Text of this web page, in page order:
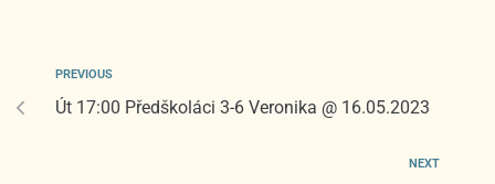
PREVIOUS
Út 17:00 Předškoláci 3-6 Veronika @ 16.05.2023
NEXT